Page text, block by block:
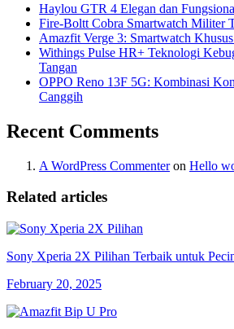
Haylou GTR 4 Elegan dan
Fire-Boltt Cobra Smartwatch Militer
Amazfit Verge 3: Smartwatch
Withings Pulse HR+ Teknologi
Tangan
OPPO Reno 13F 5G: Kombinasi
Canggih
Recent Comments
A WordPress Commenteron Hello
Related articles
Sony Xperia 2X Pilihan Terbaik untuk
February 20, 2025